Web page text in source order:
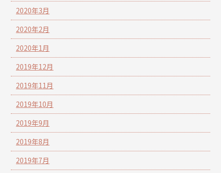
2020年3月
2020年2月
2020年1月
2019年12月
2019年11月
2019年10月
2019年9月
2019年8月
2019年7月